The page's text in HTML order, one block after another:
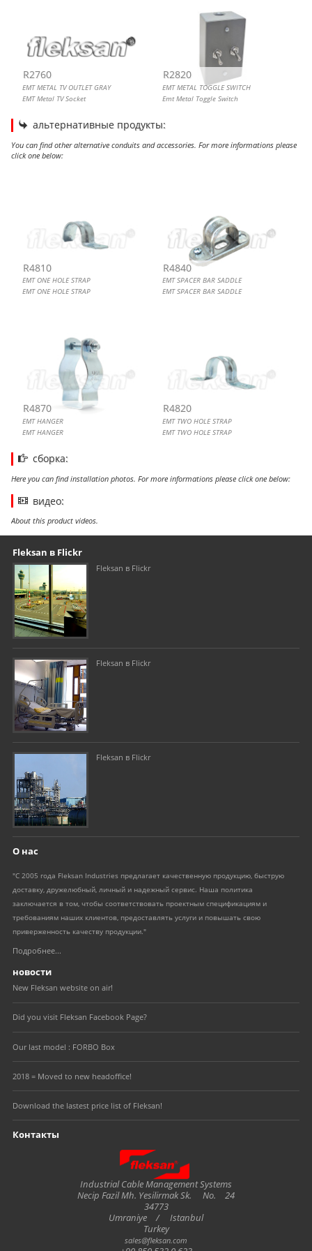
R2760
EMT METAL TV OUTLET GRAY
EMT Metal TV Socket
R2820
EMT METAL TOGGLE SWITCH
Emt Metal Toggle Switch
альтернативные продукты:
You can find other alternative conduits and accessories. For more informations please
click one below:
R4810
EMT ONE HOLE STRAP
EMT ONE HOLE STRAP
R4840
EMT SPACER BAR SADDLE
EMT SPACER BAR SADDLE
R4870
EMT HANGER
EMT HANGER
R4820
EMT TWO HOLE STRAP
EMT TWO HOLE STRAP
сборка:
Here you can find installation photos. For more informations please click one below:
видео:
About this product videos.
Our footer
Footer content
Fleksan в Flickr
Fleksan в Flickr
Fleksan в Flickr
Fleksan в Flickr
О нас
"С 2005 года Fleksan Industries предлагает качественную продукцию, быструю
доставку, дружелюбный, личный и надежный сервис. Наша политика
заключается в том, чтобы соответствовать проектным спецификациям и
требованиям наших клиентов, предоставлять услуги и повышать свою
приверженность качеству продукции."
Подробнее...
новости
New Fleksan website on air!
Did you visit Fleksan Facebook Page?
Our last model : FORBO Box
2018 = Moved to new headoffice!
Download the lastest price list of Fleksan!
Контакты
Industrial Cable Management Systems
Necip Fazil Mh. Yesilirmak Sk.
No.
24
34773
Umraniye
/
Istanbul
Turkey
sales@fleksan.com